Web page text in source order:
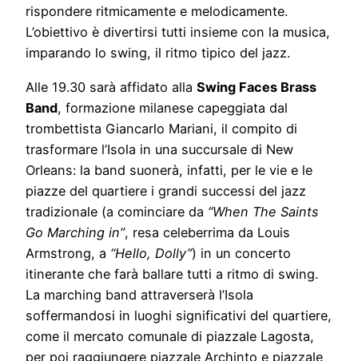
rispondere ritmicamente e melodicamente.
L’obiettivo è divertirsi tutti insieme con la musica,
imparando lo swing, il ritmo tipico del jazz.
Alle 19.30 sarà affidato alla Swing Faces Brass
Band, formazione milanese capeggiata dal
trombettista Giancarlo Mariani, il compito di
trasformare l’Isola in una succursale di New
Orleans: la band suonerà, infatti, per le vie e le
piazze del quartiere i grandi successi del jazz
tradizionale (a cominciare da “When The Saints
Go Marching in”, resa celeberrima da Louis
Armstrong, a “Hello, Dolly”) in un concerto
itinerante che farà ballare tutti a ritmo di swing.
La marching band attraverserà l’Isola
soffermandosi in luoghi significativi del quartiere,
come il mercato comunale di piazzale Lagosta,
per poi raggiungere piazzale Archinto e piazzale